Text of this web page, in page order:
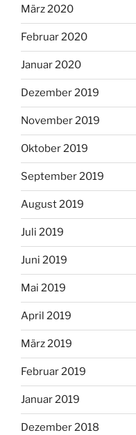
März 2020
Februar 2020
Januar 2020
Dezember 2019
November 2019
Oktober 2019
September 2019
August 2019
Juli 2019
Juni 2019
Mai 2019
April 2019
März 2019
Februar 2019
Januar 2019
Dezember 2018